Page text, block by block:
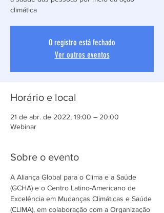
climática
O registro está fechado
Ver outros eventos
Horário e local
21 de abr. de 2022, 19:00 – 20:00
Webinar
Sobre o evento
A Aliança Global para o Clima e a Saúde
(GCHA) e o Centro Latino-Americano de
Excelência em Mudanças Climáticas e Saúde
(CLIMA), em colaboração com a Organização